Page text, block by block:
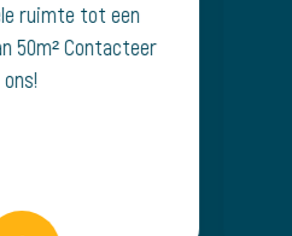
ruimte tot een
50m² Contacteer
ons!